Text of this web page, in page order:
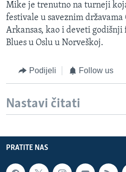
Mike je trenutno na turneji
festivale u saveznim državama
Arkansas, kao i deveti godišnji
Blues u Oslu u Norveškoj.
Podijeli Follow us
Nastavi čitati
PRATITE NAS